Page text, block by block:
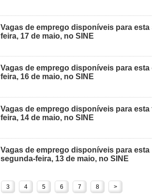
Vagas de emprego disponíveis para esta
feira, 17 de maio, no SINE
Vagas de emprego disponíveis para esta
feira, 16 de maio, no SINE
Vagas de emprego disponíveis para esta
feira, 14 de maio, no SINE
Vagas de emprego disponíveis para esta
segunda-feira, 13 de maio, no SINE
3 4 5 6 7 8 >